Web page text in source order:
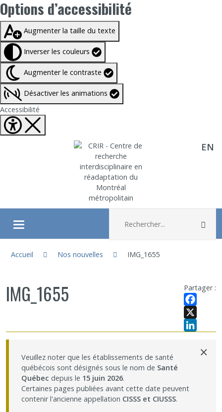
Options d’accessibilité
Taille du texte à100%
Augmenter la taille du texte
Inverser les couleurs
Augmenter le contraste
Désactiver les animations
Accessibilité
Aller directement au contenu EN
Ouvrir/fermer le menu
À propos
Partageons nos savoirs
Emplois et stages
Accueil
Nos nouvelles IMG_1655
Partager :
Facebook
X
IMG_1655
Veuillez noter que les établissements de santé
québécois sont désignés sous le nom de Santé
Québec depuis le 15 juin 2026.
Certaines pages publiées avant cette date peuvent
contenir l'ancienne appellation CISSS et CIUSSS.
×